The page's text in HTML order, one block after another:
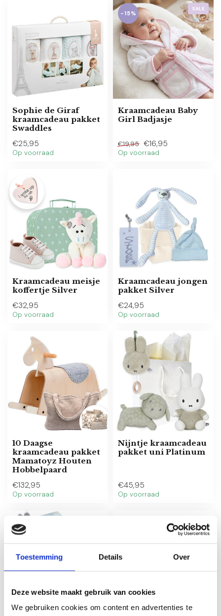
Toestemming Details Over
Deze website maakt gebruik van cookies
We gebruiken cookies om content en advertenties te
Sophie de Giraf
kraamcadeau pakket
Swaddles
€25,95
Op voorraad
SALE
-15%
Kraamcadeau Baby
Girl Badjasje
€19,95 €16,95
Op voorraad
Kraamcadeau meisje
koffertje Silver
€32,95
Op voorraad
Kraamcadeau jongen
pakket Silver
€24,95
Op voorraad
10 Daagse
kraamcadeau pakket
Mamatoyz Houten
Hobbelpaard
€132,95
Op voorraad
Nijntje kraamcadeau
pakket uni Platinum
€45,95
Op voorraad